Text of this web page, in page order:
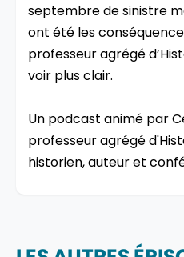
septembre de sinistre
ont été les
professeur agrégé
voir plus clair.
Un podcast animé par
professeur agrégé
historien, auteur et